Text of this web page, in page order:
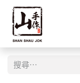
跳至內容